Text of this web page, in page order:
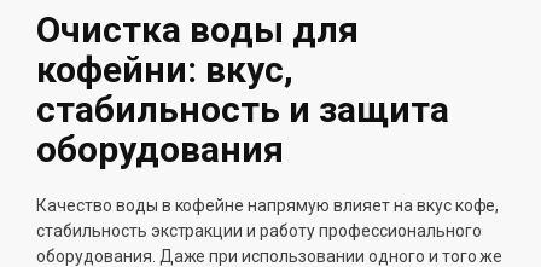
Очистка воды для
кофейни: вкус,
стабильность и защита
оборудования
Качество воды в кофейне напрямую влияет на вкус кофе,
стабильность экстракции и работу профессионального
оборудования. Даже при использовании одного и того же